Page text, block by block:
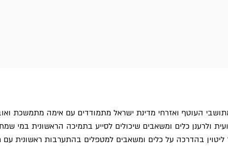
העוטף ואזרחי מדינת ישראל מתמודדים עם אימה מתמשכת
ולרענן כלים ומשאבים שיכולים לסייע בתמיכה הראשונית במי
ליטוין בהדרכה על כלים ומשאבים למטפלים בהתערבות ראשונית עם